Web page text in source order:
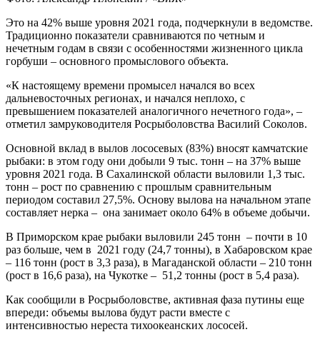
Это на 42% выше уровня 2021 года, подчеркнули в ведомстве.
Традиционно показатели сравниваются по четным и
нечетным годам в связи с особенностями жизненного цикла
горбуши – основного промыслового объекта.
«К настоящему времени промысел начался во всех
дальневосточных регионах, и начался неплохо, с
превышением показателей аналогичного нечетного года», –
отметил замруководителя Росрыболовства Василий Соколов.
Основной вклад в вылов лососевых (83%) вносят камчатские
рыбаки: в этом году они добыли 9 тыс. тонн – на 37% выше
уровня 2021 года. В Сахалинской области выловили 1,3 тыс.
тонн – рост по сравнению с прошлым сравнительным
периодом составил 27,5%. Основу вылова на начальном этапе
составляет нерка – она занимает около 64% в объеме добычи.
В Приморском крае рыбаки выловили 245 тонн – почти в 10
раз больше, чем в 2021 году (24,7 тонны), в Хабаровском крае
– 116 тонн (рост в 3,3 раза), в Магаданской области – 210 тонн
(рост в 16,6 раза), на Чукотке – 51,2 тонны (рост в 5,4 раза).
Как сообщили в Росрыболовстве, активная фаза путины еще
впереди: объемы вылова будут расти вместе с
интенсивностью нереста тихоокеанских лососей.